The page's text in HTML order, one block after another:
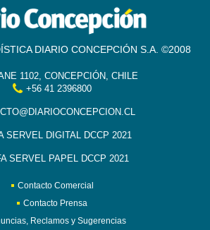
DIARIO CONCEPCIÓN S.A. ©2008
1102, CONCEPCIÓN, CHILE
+56 41 2396800
SERVEL DIGITAL DCCP 2021
SERVEL PAPEL DCCP 2021
Contacto Comercial
Contacto Prensa
Reclamos y Sugerencias